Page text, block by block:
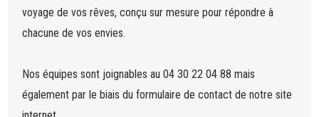
voyage de vos rêves, conçu sur mesure pour répondre à
chacune de vos envies.
Nos équipes sont joignables au 04 30 22 04 88 mais
également par le biais du formulaire de contact de notre site